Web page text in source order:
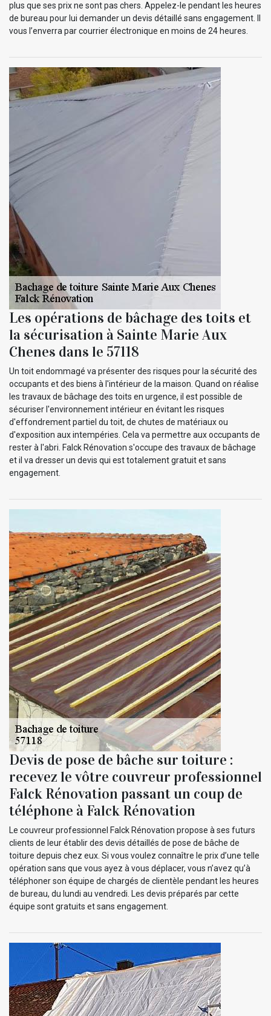
plus que ses prix ne sont pas chers. Appelez-le pendant les heures
de bureau pour lui demander un devis détaillé sans engagement. Il
vous l’enverra par courrier électronique en moins de 24 heures.
Les opérations de bâchage des toits et
la sécurisation à Sainte Marie Aux
Chenes dans le 57118
Un toit endommagé va présenter des risques pour la sécurité des
occupants et des biens à l'intérieur de la maison. Quand on réalise
les travaux de bâchage des toits en urgence, il est possible de
sécuriser l'environnement intérieur en évitant les risques
d'effondrement partiel du toit, de chutes de matériaux ou
d'exposition aux intempéries. Cela va permettre aux occupants de
rester à l'abri. Falck Rénovation s'occupe des travaux de bâchage
et il va dresser un devis qui est totalement gratuit et sans
engagement.
Devis de pose de bâche sur toiture :
recevez le vôtre couvreur professionnel
Falck Rénovation passant un coup de
téléphone à Falck Rénovation
Le couvreur professionnel Falck Rénovation propose à ses futurs
clients de leur établir des devis détaillés de pose de bâche de
toiture depuis chez eux. Si vous voulez connaître le prix d’une telle
opération sans que vous ayez à vous déplacer, vous n’avez qu’à
téléphoner son équipe de chargés de clientèle pendant les heures
de bureau, du lundi au vendredi. Les devis préparés par cette
équipe sont gratuits et sans engagement.